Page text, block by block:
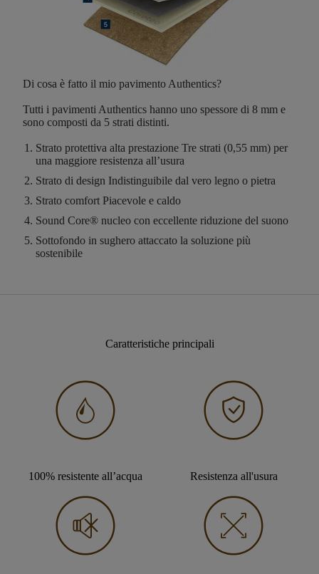
Di cosa è fatto il mio pavimento Authentics?
Tutti i pavimenti Authentics hanno uno spessore di 8 mm e
sono composti da 5 strati distinti.
Strato protettiva alta prestazione Tre strati (0,55 mm) per
una maggiore resistenza all’usura
Strato di design Indistinguibile dal vero legno o pietra
Strato comfort Piacevole e caldo
Sound Core® nucleo con eccellente riduzione del suono
Sottofondo in sughero attaccato la soluzione più
sostenibile
Caratteristiche principali
100% resistente all’acqua Resistenza all'usura